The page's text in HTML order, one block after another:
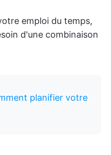
emploi du temps,
d'une combinaison
planifier votre